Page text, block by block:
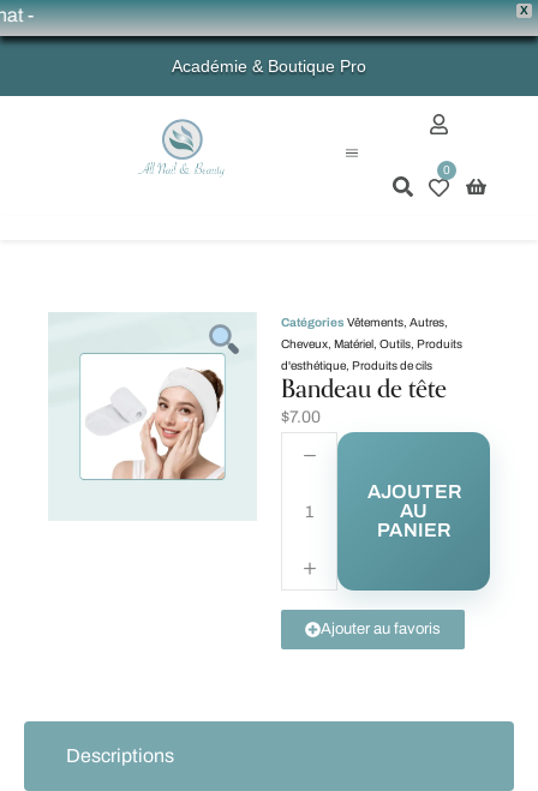
X
-
Académie & Boutique Pro
0
Catégories Vêtements Autres
Cheveux Matériel Outils Produits
d'esthétique Produits de cils
Bandeau de tête
$7.00
AJOUTER
AU
PANIER
Ajouter au favoris
Descriptions